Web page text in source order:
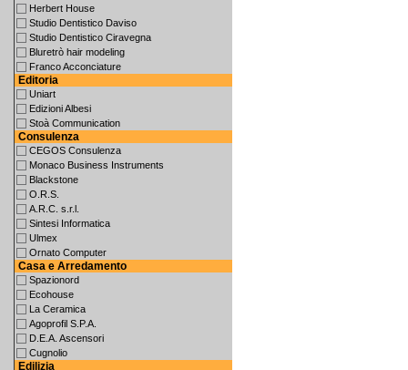
Herbert House
Studio Dentistico Daviso
Studio Dentistico Ciravegna
Bluretrò hair modeling
Franco Acconciature
Editoria
Uniart
Edizioni Albesi
Stoà Communication
Consulenza
CEGOS Consulenza
Monaco Business Instruments
Blackstone
O.R.S.
A.R.C. s.r.l.
Sintesi Informatica
Ulmex
Ornato Computer
Casa e Arredamento
Spazionord
Ecohouse
La Ceramica
Agoprofil S.P.A.
D.E.A. Ascensori
Cugnolio
Edilizia